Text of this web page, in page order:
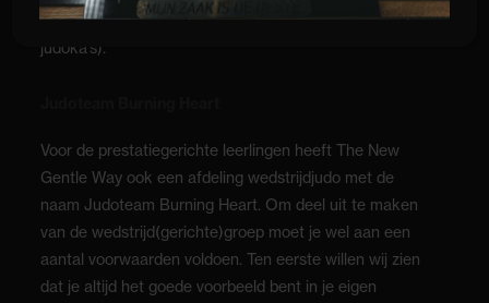
belangrijke aanwijzingen en stoor je de andere
judoka’s).
Voor de prestatiegerichte leerlingen heeft The New
Gentle Way ook een afdeling wedstrijdjudo met de
naam Judoteam Burning Heart. Om deel uit te maken
van de wedstrijd(gerichte)groep moet je wel aan een
aantal voorwaarden voldoen. Ten eerste willen wij zien
dat je altijd het goede voorbeeld bent in je eigen